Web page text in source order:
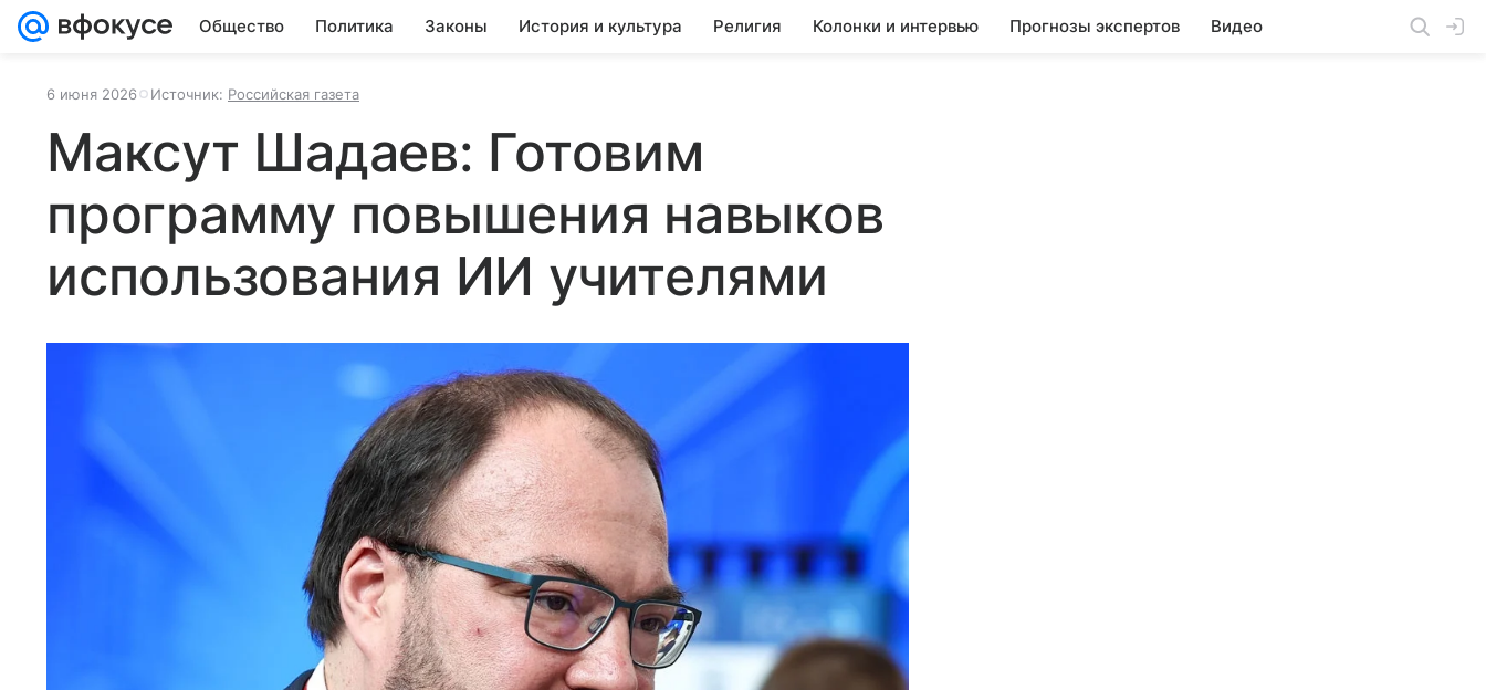
Общество Политика Законы История и культура Религия Колонки и интервью Прогнозы экспертов Видео
6 июня 2026 Источник: Российская газета
Максут Шадаев: Готовим
программу повышения навыков
использования ИИ учителями